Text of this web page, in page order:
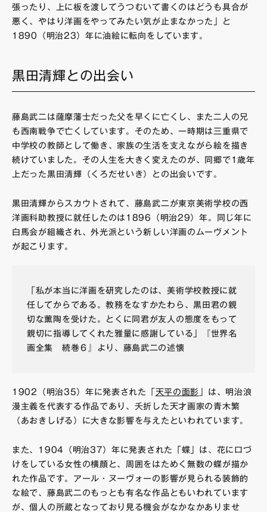
張ったり、上に板を渡してうつむいて書くのはどうも具合が
悪く、やはり洋画をやってみたい気が止まなかった」と
1890（明治23）年に油絵に転向をしています。
黒田清輝との出会い
藤島武二は薩摩藩士だった父を早くに亡くし、また二人の兄
も西南戦争で亡くしています。そのため、一時期は三重県で
中学校の教師として働き、家族の生活を支えながら絵を描き
続けていました。その人生を大きく変えたのが、同郷で1歳年
上だった黒田清輝（くろだせいき）との出会いです。
黒田清輝からスカウトされて、藤島武二が東京美術学校の西
洋画科助教授に就任したのは1896（明治29）年。同じ年に
白馬会が組織され、外光派という新しい洋画のムーヴメント
が起こります。
「私が本当に洋画を研究したのは、美術学校教授に就
任してからである。教務をなすかたわら、黒田君の親
切な薫陶を受けた。とくに同君が友人の態度をもって
親切に指導してくれた雅量に感謝している」『世界名
画全集 続巻６』より、藤島武二の述懐
1902（明治35）年に発表された「 天平の面影 」は、明治浪
漫主義を代表する作品であり、夭折した天才画家の青木繁
（あおきしげる）に大きな影響を与えたといわれています。
また、1904（明治37）年に発表された「蝶」は、花に口づ
けをしている女性の横顔と、周囲をはためく無数の蝶が描か
れた作品です。アール・ヌーヴォーの影響が見られる装飾的
な絵で、藤島武二のもっとも有名な作品ともいわれています
が、個人の所蔵となっており見る機会がなかなかありませ